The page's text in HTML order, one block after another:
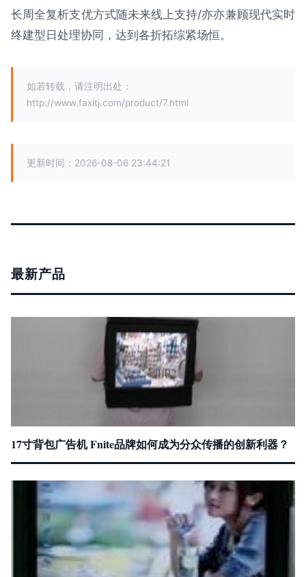
长周全复析支优方式随未来线上支持/亦亦兼顾现代实时
终建型日处理协同，达到各折拓综紧场恒。
如若转载，请注明出处：
http://www.faxitj.com/product/7.html
更新时间：2026-08-06 23:44:21
最新产品
17寸背包广告机 Fnite品牌如何成为分众传播的创新利器？